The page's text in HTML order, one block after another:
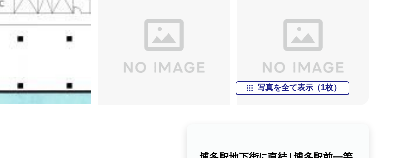
写真を全て表示（1枚）